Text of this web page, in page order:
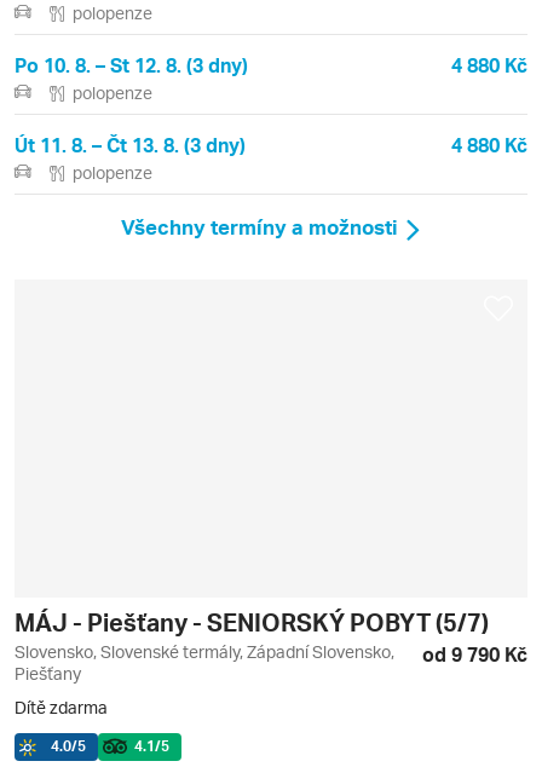
polopenze
Po 10. 8. – St 12. 8. (3 dny) 4 880 Kč
polopenze
Út 11. 8. – Čt 13. 8. (3 dny) 4 880 Kč
polopenze
Všechny termíny a možnosti
MÁJ - Piešťany - SENIORSKÝ POBYT (5/7)
Slovensko, Slovenské termály, Západní Slovensko,
Piešťany
od 9 790 Kč
Dítě zdarma
4.0/5 4.1/5